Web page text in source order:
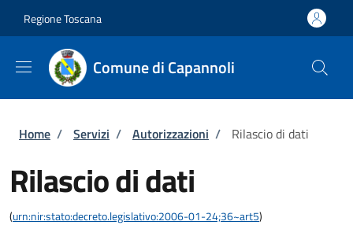
Regione Toscana
Comune di Capannoli
Briciole di pane
Home / Servizi / Autorizzazioni / Rilascio di dati
Rilascio di dati
(urn:nir:stato:decreto.legislativo:2006-01-24;36~art5)